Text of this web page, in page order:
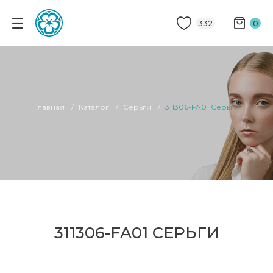
332 0
Главная Каталог Серьги 311306-FA01 Серьги
311306-FA01 СЕРЬГИ